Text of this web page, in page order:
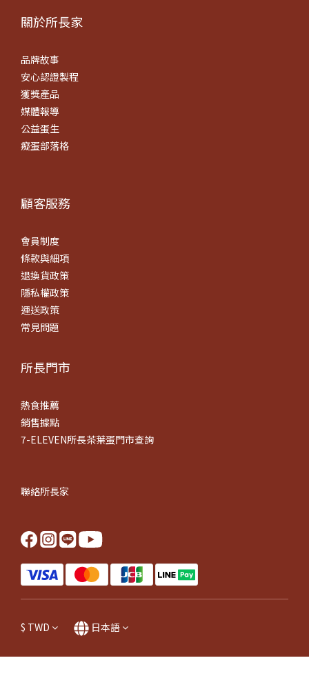
關於所長​家
品牌故事
安心認證製程
獲獎產品
媒體報導
公益蛋生
癡蛋部落格
顧客服務
會員制度
條款與細項
退換貨政策
隱私權政策
運送政策
常見問題
所長門市
熱食推薦
銷售據點
7-ELEVEN所長茶葉蛋門市查詢
聯絡所長家
$ TWD 日本語